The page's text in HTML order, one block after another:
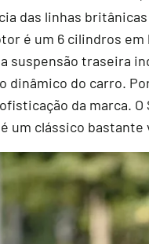
das linhas
é um 6 cilindros
suspensão traseira
dinâmico do carro.
da marca.
um clássico